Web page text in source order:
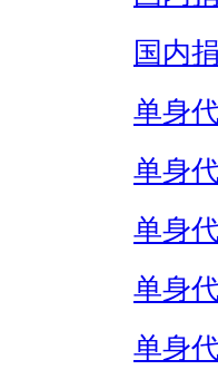
国内
单身
单身
单身
单身
单身